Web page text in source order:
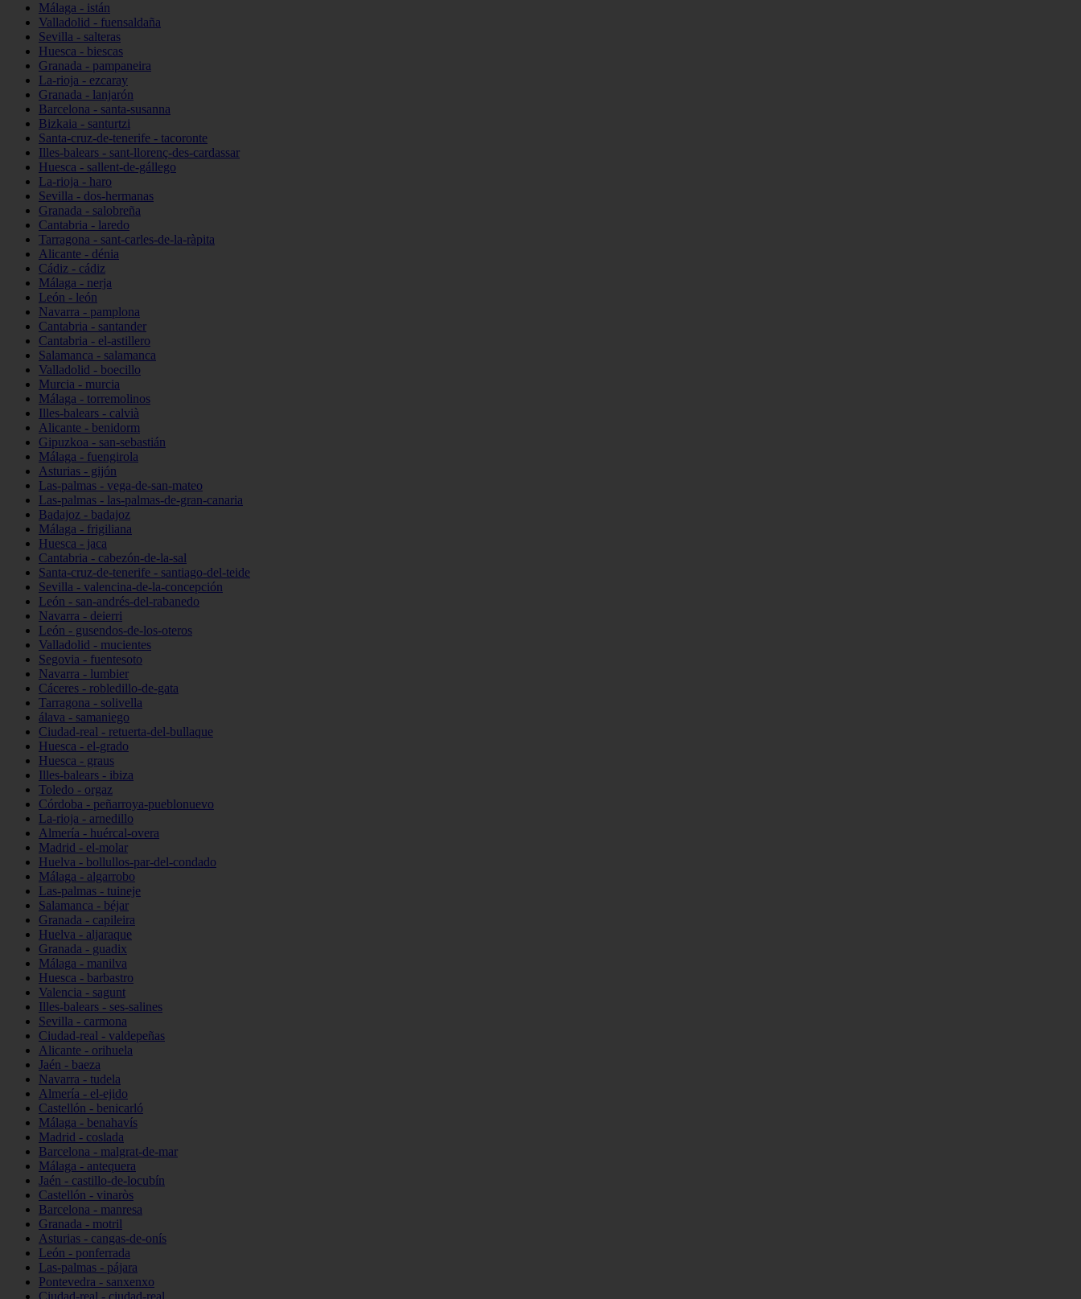
Málaga - istán
Valladolid - fuensaldaña
Sevilla - salteras
Huesca - biescas
Granada - pampaneira
La-rioja - ezcaray
Granada - lanjarón
Barcelona - santa-susanna
Bizkaia - santurtzi
Santa-cruz-de-tenerife - tacoronte
Illes-balears - sant-llorenç-des-cardassar
Huesca - sallent-de-gállego
La-rioja - haro
Sevilla - dos-hermanas
Granada - salobreña
Cantabria - laredo
Tarragona - sant-carles-de-la-ràpita
Alicante - dénia
Cádiz - cádiz
Málaga - nerja
León - león
Navarra - pamplona
Cantabria - santander
Cantabria - el-astillero
Salamanca - salamanca
Valladolid - boecillo
Murcia - murcia
Málaga - torremolinos
Illes-balears - calvià
Alicante - benidorm
Gipuzkoa - san-sebastián
Málaga - fuengirola
Asturias - gijón
Las-palmas - vega-de-san-mateo
Las-palmas - las-palmas-de-gran-canaria
Badajoz - badajoz
Málaga - frigiliana
Huesca - jaca
Cantabria - cabezón-de-la-sal
Santa-cruz-de-tenerife - santiago-del-teide
Sevilla - valencina-de-la-concepción
León - san-andrés-del-rabanedo
Navarra - deierri
León - gusendos-de-los-oteros
Valladolid - mucientes
Segovia - fuentesoto
Navarra - lumbier
Cáceres - robledillo-de-gata
Tarragona - solivella
álava - samaniego
Ciudad-real - retuerta-del-bullaque
Huesca - el-grado
Huesca - graus
Illes-balears - ibiza
Toledo - orgaz
Córdoba - peñarroya-pueblonuevo
La-rioja - arnedillo
Almería - huércal-overa
Madrid - el-molar
Huelva - bollullos-par-del-condado
Málaga - algarrobo
Las-palmas - tuineje
Salamanca - béjar
Granada - capileira
Huelva - aljaraque
Granada - guadix
Málaga - manilva
Huesca - barbastro
Valencia - sagunt
Illes-balears - ses-salines
Sevilla - carmona
Ciudad-real - valdepeñas
Alicante - orihuela
Jaén - baeza
Navarra - tudela
Almería - el-ejido
Castellón - benicarló
Málaga - benahavís
Madrid - coslada
Barcelona - malgrat-de-mar
Málaga - antequera
Jaén - castillo-de-locubín
Castellón - vinaròs
Barcelona - manresa
Granada - motril
Asturias - cangas-de-onís
León - ponferrada
Las-palmas - pájara
Pontevedra - sanxenxo
Ciudad-real - ciudad-real